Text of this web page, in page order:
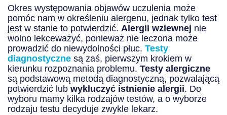
Okres występowania objawów uczulenia może
pomóc nam w określeniu alergenu, jednak tylko test
jest w stanie to potwierdzić. Alergii wziewnej nie
wolno lekceważyć, ponieważ nie leczona może
prowadzić do niewydolności płuc. Testy
diagnostyczne są zaś, pierwszym krokiem w
kierunku rozpoznania problemu. Testy alergiczne
są podstawową metodą diagnostyczną, pozwalającą
potwierdzić lub wykluczyć istnienie alergii. Do
wyboru mamy kilka rodzajów testów, a o wyborze
rodzaju testu decyduje zwykle lekarz.